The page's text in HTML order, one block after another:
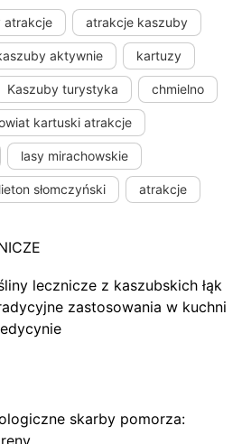
atrakcje atrakcje kaszuby
aktywnie kartuzy
Kaszuby turystyka chmielno
kartuski atrakcje
lasy mirachowskie
słomczyński atrakcje
lecznicze z kaszubskich łąk
zastosowania w kuchni
skarby pomorza: